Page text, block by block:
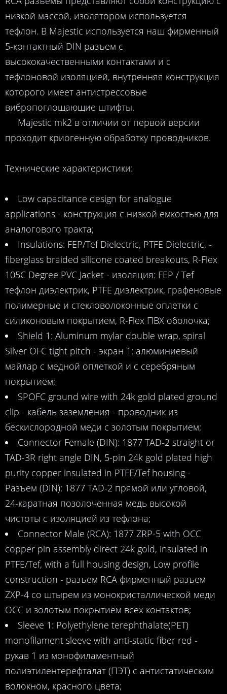
низкой массой, изолятором используется
тефлон. В Majestic используется наш фирменный
5-контактный DIN разъем с
высококачественными контактами и с
тефлоновой изоляцией, внутренняя конструкция
которого имеет антистрессовые
вибропоглощающие штифты.
Majestic mk2 в отличии от первой версии
проходит криогенную обработку проводников.
Технические характеристики:
Low capacitance design for analogue
applications - конструкция с низкой емкостью для
аналогового тракта;
Insulations: FEP/Tef Dielectric, PTFE Dielectric, ­
fiberglass braided silicone coated breakouts, R-Flex
105C Degree PVC Jacket - изоляция: FEP / Tef
тефлон диэлектрик, PTFE диэлектрик, графеновые
полимерные и стекловолоконные оплетки с
силиконовым покрытием, R-Flex ПВХ оболочка;
Shield 1: Aluminum mylar double wrap, spiral
Silver OFC tight pitch - экран 1: алюминиевый
майлар с медной оплеткой и с серебряным
покрытием;
SPOFC ground wire with 24k gold plated ground
clip - кабель заземления - проводник из
бескислородной меди с золотым покрытием;
Connector Female (DIN): 1877 TAD-2 straight or
TAD-3R right angle DIN, 5-pin 24k gold plated high
purity copper insulated in PTFE/Tef housing -
Разъем (DIN): 1877 TAD-2 прямой или угловой,
24-каратная позолоченная медь высокой
чистоты с изоляцией из тефлона;
Connector Male (RCA): 1877 ZRP-5 with OCC
copper pin assembly direct 24k gold, insulated in
PTFE/Tef, with a full housing design, Low profile
construction - разъем RCA фирменный разъем
ZXP-4 со штырем из монокристаллической меди
OCC и золотым покрытием всех контактов;
Sleeve 1: Polyethylene terephthalate(PET)
monofilament sleeve with anti-static ­fiber red -
рукав 1 из монофиламентный
полиэтилентерефталат (ПЭТ) с антистатическим
волокном, красного цвета;